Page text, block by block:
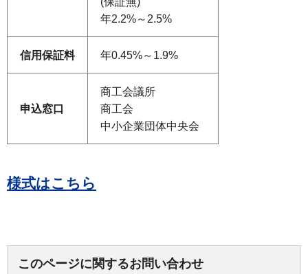
年2.2%～2.5%
信用保証料 年0.45%～1.9%
申込窓口
商工会議所
商工会
中小企業団体中央会
様式はこちら
このページに関するお問い合わせ